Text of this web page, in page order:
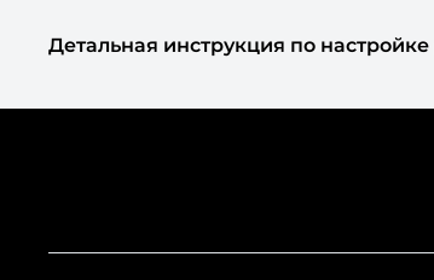
Детальная инструкция по